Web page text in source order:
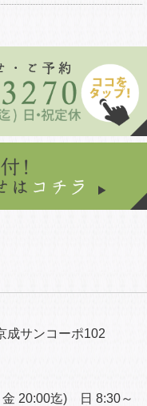
成サンコーポ102
金 20:00迄) 日 8:30～